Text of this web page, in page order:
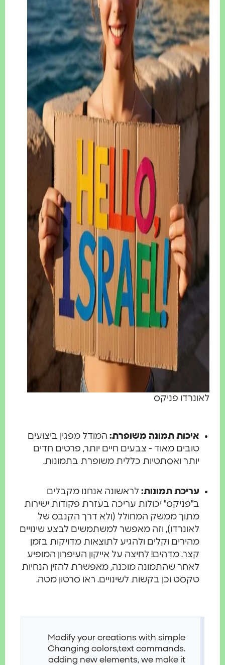
פניקס
איכות תמונה משופרת:המודל מפגין ביצועים
טובים מאוד - צבעים חיים יותר, פרטים חדים
יותר ואסתטיות כללית משופרת בתמונות.
עריכת תמונות:לראשונה אנחנו מקבלים
ב"פניקס" יכולות עריכה בעזרת פקודות ישירות
מתוך ממשק המחולל (ולא דרך הקנבס של
לאונרדו), וזה מאפשר למשתמשים לבצע שינויים
מהירים וקלים ולהגיע לתוצאות מדויקות בזמן
קצר. מדהים! לחיצה על אייקון העיפרון המופיע
לאחר שהתמונה מוכנה, מאפשרת להזין הנחיות
טקסט וכן בקשות לשינויים. ראו סרטון מטה.
Modify your creations with simple
text commands.
Changing colors,
adding new elements, we make it